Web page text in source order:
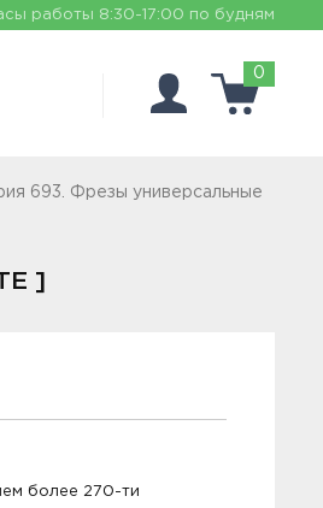
работы 8:30-17:00 по будням
0
693. Фрезы универсальные
]
более 270-ти